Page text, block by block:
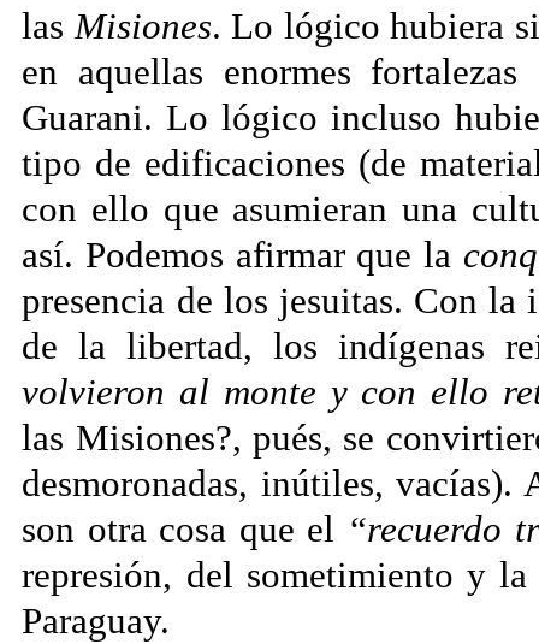
lasMisiones. Lo lógico hubiera
en aquellas enormes
Guarani. Lo lógico incluso
tipo de edificaciones (de
con ello que asumieran una
así. Podemos afirmar que la
presencia de los jesuitas. Con
de la libertad, los indígenas
volvieron al monte y con ello
las Misiones?, pués, se
desmoronadas, inútiles, vacías).
son otra cosa que el “recuerdo
represión, del sometimiento y
Paraguay.